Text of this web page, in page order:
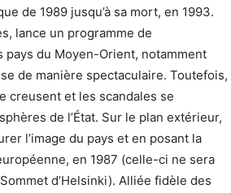
de 1989 jusqu’à sa mort, en 1993.
lance un programme de
du Moyen-Orient, notamment
de manière spectaculaire. Toutefois,
creusent et les scandales se
de l’État. Sur le plan extérieur,
l’image du pays et en posant la
en 1987 (celle-ci ne sera
d’Helsinki). Alliée fidèle des